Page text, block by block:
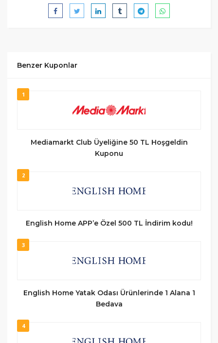
Benzer Kuponlar
1
Mediamarkt Club Üyeliğine 50 TL Hoşgeldin
Kuponu
2
English Home APP’e Özel 500 TL İndirim kodu!
3
English Home Yatak Odası Ürünlerinde 1 Alana 1
Bedava
4